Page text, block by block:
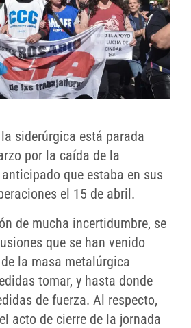
siderúrgica está parada
por la caída de la
que estaba en sus
el 15 de abril.
de mucha incertidumbre, se
que se han venido
la masa metalúrgica
tomar, y hasta donde
de fuerza. Al respecto,
acto de cierre de la jornada